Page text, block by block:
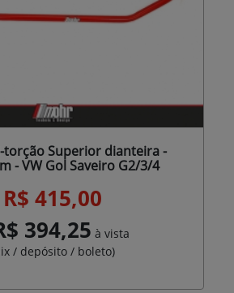
torção Superior dianteira -
- VW Gol Saveiro G2/3/4
R$ 415,00
394,25 à vista
/ depósito / boleto)